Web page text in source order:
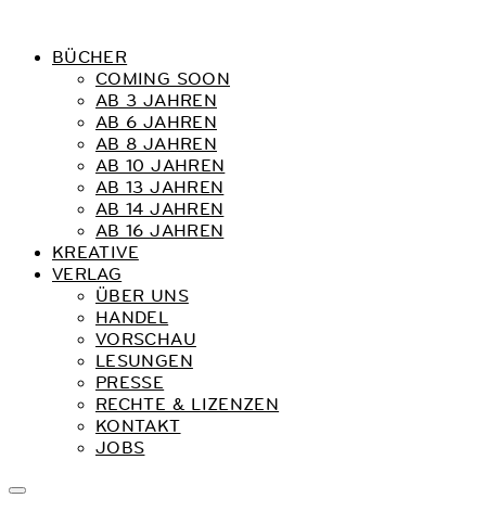
BÜCHER
COMING SOON
AB 3 JAHREN
AB 6 JAHREN
AB 8 JAHREN
AB 10 JAHREN
AB 13 JAHREN
AB 14 JAHREN
AB 16 JAHREN
KREATIVE
VERLAG
ÜBER UNS
HANDEL
VORSCHAU
LESUNGEN
PRESSE
RECHTE & LIZENZEN
KONTAKT
JOBS